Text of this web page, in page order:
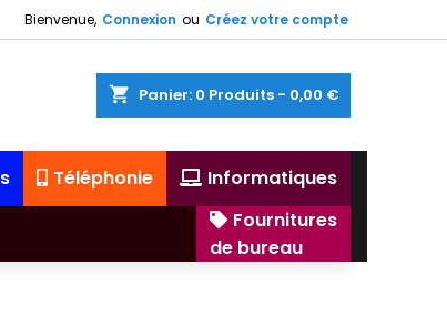
Bienvenue, Connexion ou Créez votre compte
shopping_cart Panier: 0 Produits - 0,00 €
Téléphonie
Informatiques
Fournitures
de bureau